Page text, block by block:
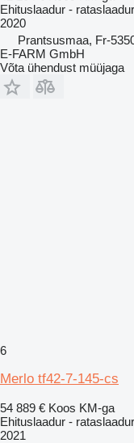
Ehituslaadur - rataslaadur
2020
Prantsusmaa, Fr-
E-FARM GmbH
Võta ühendust müüjaga
6
Merlo tf42-7-145-cs
54 889 € Koos KM-ga
Ehituslaadur - rataslaadur
2021